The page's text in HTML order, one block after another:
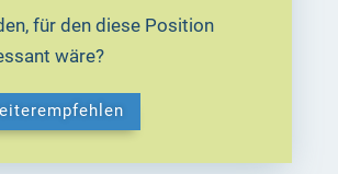
für den diese Position
wäre?